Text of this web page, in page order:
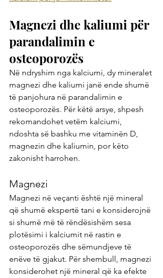
Magnezi dhe kaliumi për
parandalimin e
osteoporozës
Në ndryshim nga kalciumi, dy mineralet
magnezi dhe kaliumi janë ende shumë
të panjohura në parandalimin e
osteoporozës. Për këtë arsye, shpesh
rekomandohet vetëm kalciumi,
ndoshta së bashku me vitaminën D,
magnezin dhe kaliumin, por këto
zakonisht harrohen.
Magnezi
Magnezi në veçanti është një mineral
që shumë ekspertë tani e konsiderojnë
si shumë më të rëndësishëm sesa
plotësimi i kalciumit në rastin e
osteoporozës dhe sëmundjeve të
enëve të gjakut. Për shembull, magnezi
konsiderohet një mineral që ka efekte